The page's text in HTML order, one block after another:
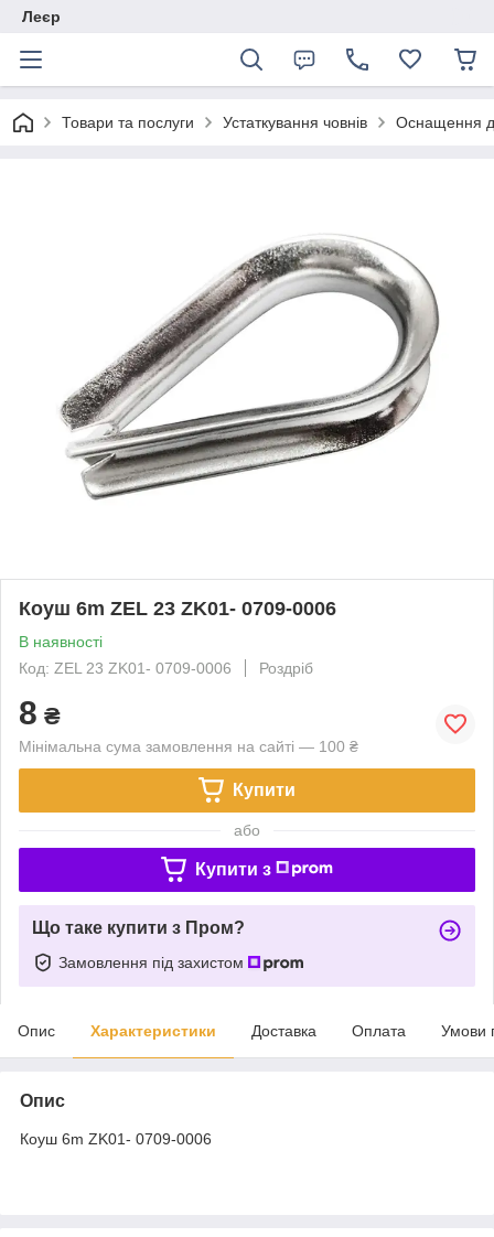
Леєр
Товари та послуги Устаткування човнів Оснащення
Коуш 6m ZEL 23 ZK01- 0709-0006
В наявності
Код: ZEL 23 ZK01- 0709-0006
Роздріб
8 ₴
Мінімальна сума замовлення на сайті — 100 ₴
Купити
або
Купити з
Що таке купити з Пром?
Замовлення під захистом
Опис Характеристики Доставка Оплата Умови
Опис
Коуш 6m ZK01- 0709-0006